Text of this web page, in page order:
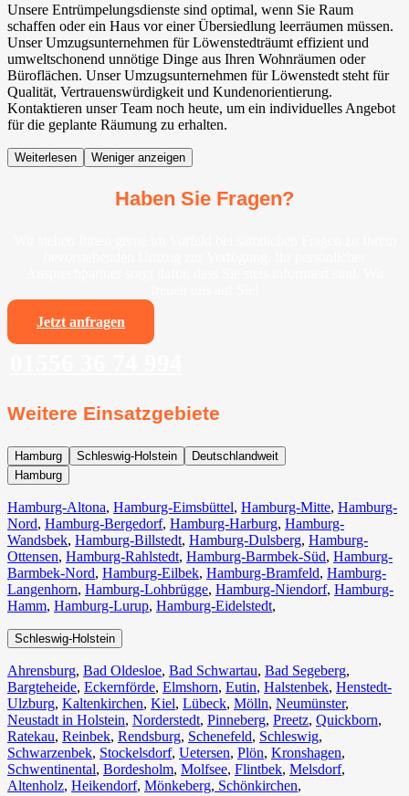
Unsere Entrümpelungsdienste sind optimal, wenn Sie Raum
schaffen oder ein Haus vor einer Übersiedlung leerräumen müssen.
Unser Umzugsunternehmen für Löwenstedträumt effizient und
umweltschonend unnötige Dinge aus Ihren Wohnräumen oder
Büroflächen. Unser Umzugsunternehmen für Löwenstedt steht für
Qualität, Vertrauenswürdigkeit und Kundenorientierung.
Kontaktieren unser Team noch heute, um ein individuelles Angebot
für die geplante Räumung zu erhalten.
Weiterlesen Weniger anzeigen
Haben Sie Fragen?
Jetzt anfragen
Weitere Einsatzgebiete
Hamburg Schleswig-Holstein
Deutschlandweit
Hamburg
Hamburg-Altona, Hamburg-Eimsbüttel, Hamburg-Mitte, Hamburg-
Nord, Hamburg-Bergedorf, Hamburg-Harburg, Hamburg-
Wandsbek, Hamburg-Billstedt, Hamburg-Dulsberg, Hamburg-
Ottensen, Hamburg-Rahlstedt, Hamburg-Barmbek-Süd, Hamburg-
Barmbek-Nord, Hamburg-Eilbek, Hamburg-Bramfeld, Hamburg-
Langenhorn, Hamburg-Lohbrügge, Hamburg-Niendorf, Hamburg-
Hamm, Hamburg-Lurup, Hamburg-Eidelstedt,
Schleswig-Holstein
Ahrensburg, Bad Oldesloe, Bad Schwartau, Bad Segeberg,
Bargteheide, Eckernförde, Elmshorn, Eutin, Halstenbek, Henstedt-
Ulzburg, Kaltenkirchen, Kiel, Lübeck, Mölln, Neumünster,
Neustadt in Holstein, Norderstedt, Pinneberg, Preetz, Quickborn,
Ratekau, Reinbek, Rendsburg, Schenefeld, Schleswig,
Schwarzenbek, Stockelsdorf, Uetersen, Plön, Kronshagen,
Schwentinental, Bordesholm, Molfsee, Flintbek, Melsdorf,
Altenholz, Heikendorf, Mönkeberg, Schönkirchen,